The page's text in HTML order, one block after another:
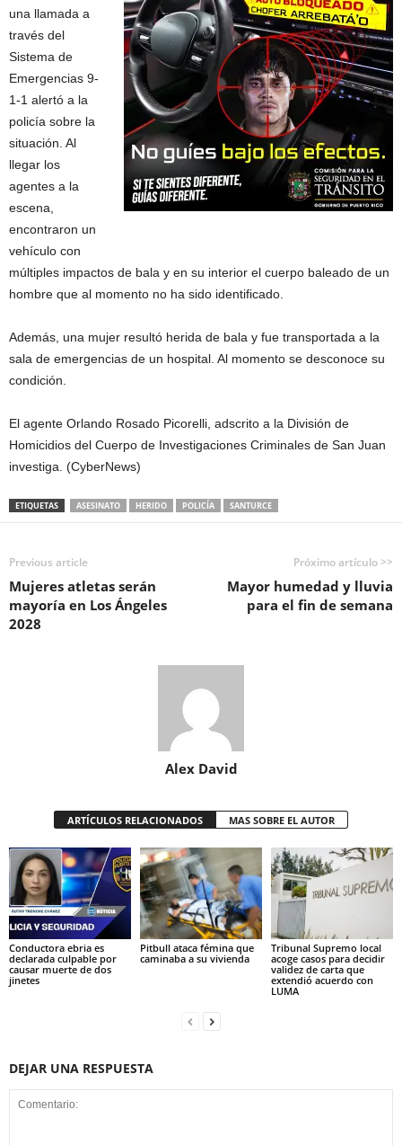
una llamada a
través del
Sistema de
Emergencias 9-
1-1 alertó a la
policía sobre la
situación. Al
llegar los
agentes a la
escena,
encontraron un
vehículo con
múltiples impactos de bala y en su interior el cuerpo baleado de un
hombre que al momento no ha sido identificado.
Además, una mujer resultó herida de bala y fue transportada a la
sala de emergencias de un hospital. Al momento se desconoce su
condición.
El agente Orlando Rosado Picorelli, adscrito a la División de
Homicidios del Cuerpo de Investigaciones Criminales de San Juan
investiga. (CyberNews)
ETIQUETAS ASESINATO HERIDO POLICÍA SANTURCE
Previous article
Mujeres atletas serán
mayoría en Los Ángeles
2028
Próximo artículo >>
Mayor humedad y lluvia
para el fin de semana
Alex David
ARTÍCULOS RELACIONADOS MAS SOBRE EL AUTOR
Conductora ebria es
declarada culpable por
causar muerte de dos
jinetes
Pitbull ataca fémina que
caminaba a su vivienda
Tribunal Supremo local
acoge casos para decidir
validez de carta que
extendió acuerdo con
LUMA
DEJAR UNA RESPUESTA